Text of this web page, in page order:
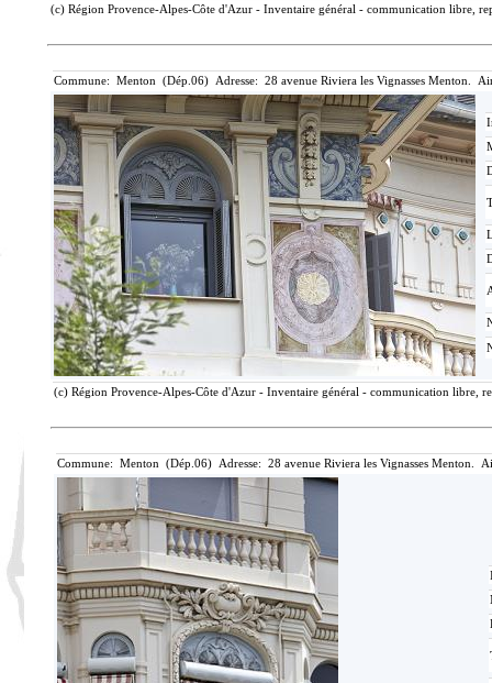
(c) Région Provence-Alpes-Côte d'Azur - Inventaire général - communication libre,
Commune: Menton (Dép.06) Adresse: 28 avenue Riviera les Vignasses Menton.
(c) Région Provence-Alpes-Côte d'Azur - Inventaire général - communication libre,
Commune: Menton (Dép.06) Adresse: 28 avenue Riviera les Vignasses Menton.